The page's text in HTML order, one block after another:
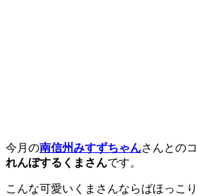
今月の南信州みすずちゃんさんとの
れんぼするくまさんです。
こんな可愛いくまさんならばほっこ